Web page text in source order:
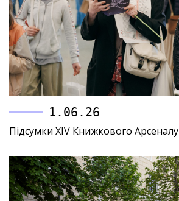
1.06.26
Підсумки XIV Книжкового Арсеналу